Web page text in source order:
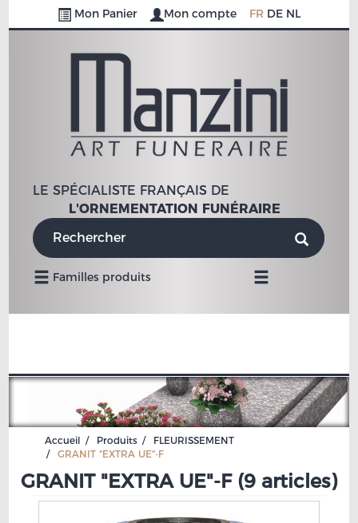
Mon Panier Mon compte FR DE NL
LE SPÉCIALISTE FRANÇAIS DE
L'ORNEMENTATION FUNÉRAIRE
Familles produits
Navigation
Accueil Produits
FLEURISSEMENT
GRANIT "EXTRA UE"-F
GRANIT "EXTRA UE"-F (9 articles)